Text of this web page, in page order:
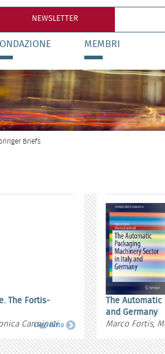
MEMBRI
NEWSLETTER
Briefs
The Fortis-
Carminati
Leggi tutto
The
and Germany
Marco Fortis,